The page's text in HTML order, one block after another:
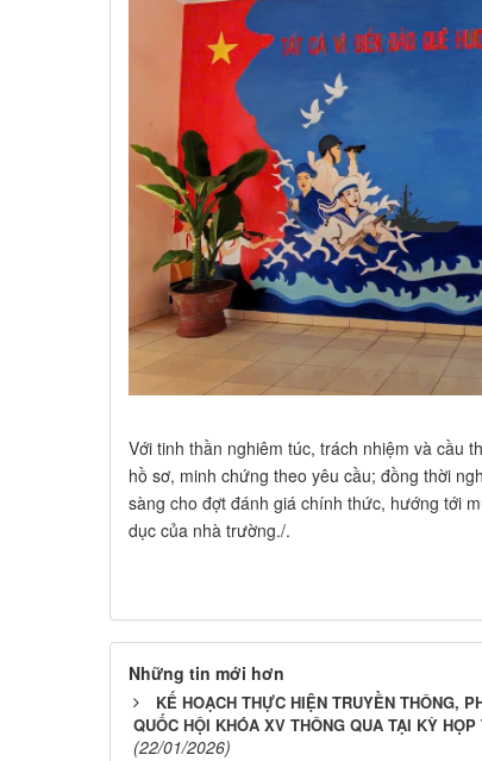
Với tinh thần nghiêm túc, trách nhiệm và cầu
hồ sơ, minh chứng theo yêu cầu; đồng thời
sàng cho đợt đánh giá chính thức, hướng tới
dục của nhà trường./.
Những tin mới hơn
KẾ HOẠCH THỰC HIỆN TRUYỀN THÔNG,
QUỐC HỘI KHÓA XV THÔNG QUA TẠI KỲ
(22/01/2026)